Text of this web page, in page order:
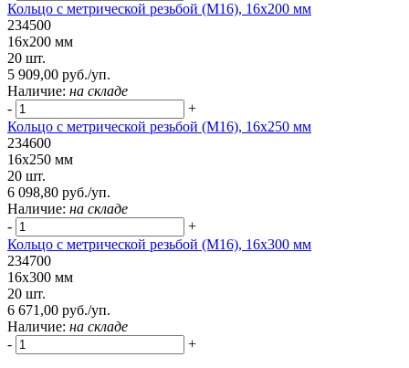
Кольцо с метрической резьбой (М16), 16х200 мм
234500
16х200 мм
20 шт.
5 909,00 руб./уп.
Наличие: на складе
-
+
Кольцо с метрической резьбой (М16), 16х250 мм
234600
16х250 мм
20 шт.
6 098,80 руб./уп.
Наличие: на складе
-
+
Кольцо с метрической резьбой (М16), 16х300 мм
234700
16х300 мм
20 шт.
6 671,00 руб./уп.
Наличие: на складе
-
+